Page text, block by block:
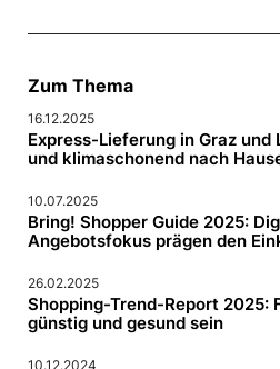
Zum Thema
16.12.2025
Express-Lieferung in Graz
und klimaschonend nach
10.07.2025
Bring! Shopper Guide 2025:
Angebotsfokus prägen den
26.02.2025
Shopping-Trend-Report 2025:
günstig und gesund sein
10.12.2024